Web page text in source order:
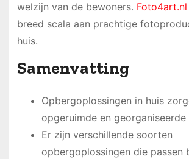
welzijn van de bewoners. Foto4art.nl
breed scala aan prachtige
huis.
Samenvatting
Opbergoplossingen in huis
opgeruimde en
Er zijn verschillende soorten
opbergoplossingen die passen